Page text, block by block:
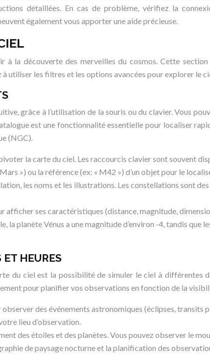
détaillées. En cas de problème, vérifiez la
également vous apporter une aide précieuse.
la découverte des merveilles du cosmos. Cette
utiliser les filtres et les options avancées pour explorer le
grâce à l’utilisation de la souris ou du clavier. Vous
est une fonctionnalité essentielle pour localiser
(NGC).
la carte du ciel. Les raccourcis clavier sont souvent
») ou la référence (ex: « M42 ») d’un objet pour le
les noms et les illustrations. Les constellations sont
afficher ses caractéristiques (distance, magnitude,
la planète Vénus a une magnitude d’environ -4, tandis que
HEURES
du ciel est la possibilité de simuler le ciel à différentes
pour planifier vos observations en fonction de la
des événements astronomiques (éclipses, transits
lieu d’observation.
des étoiles et des planètes. Vous pouvez observer le
de paysage nocturne et la planification des